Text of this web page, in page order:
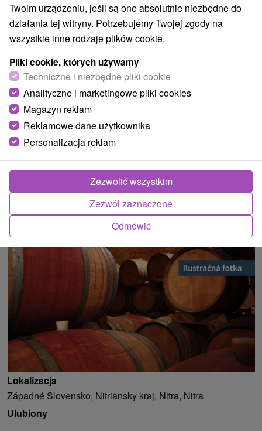
© OpenStreetMap
Region turystyczny
Západné Slovensko, Dolná Nitra, Nitriansky kraj, Ponitrie
Lokalizacja
Západné Slovensko, Nitriansky kraj, Nitra, Nitra
Ulubiony
Twoim urządzeniu, jeśli są one absolutnie niezbędne do
działania tej witryny. Potrzebujemy Twojej zgody na
wszystkie inne rodzaje plików cookie.
Pliki cookie, których używamy
Techniczne i niezbędne pliki cookie
Analityczne i marketingowe pliki cookies
Magazyn reklam
Reklamowe dane użytkownika
Personalizacja reklam
Odmówić
Zezwól zaznaczone
Zezwolić wszystkim